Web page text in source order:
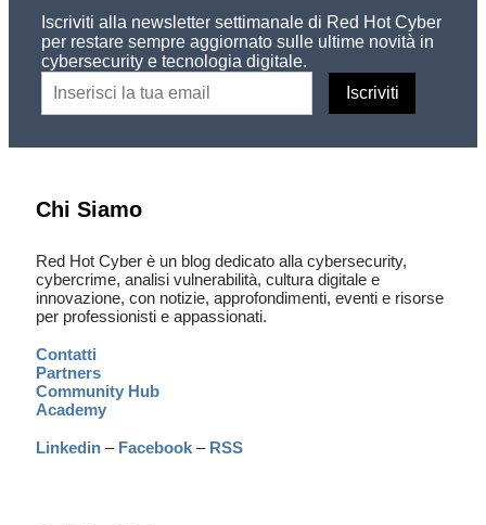
Iscriviti alla newsletter settimanale di Red Hot Cyber
per restare sempre aggiornato sulle ultime novità in
cybersecurity e tecnologia digitale.
Chi Siamo
Red Hot Cyber è un blog dedicato alla cybersecurity,
cybercrime, analisi vulnerabilità, cultura digitale e
innovazione, con notizie, approfondimenti, eventi e risorse
per professionisti e appassionati.
Contatti
Partners
Community Hub
Academy
Linkedin – Facebook – RSS